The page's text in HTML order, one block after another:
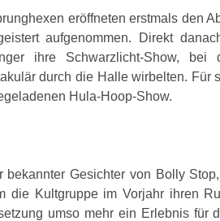
eröffneten erstmals den
aufgenommen. Direkt
ihre Schwarzlicht-Show, bei
durch die Halle wirbelten. Für
Hula-Hoop-Show.
Gesichter von Bolly
die Kultgruppe im Vorjahr ihren
umso mehr ein Erlebnis für